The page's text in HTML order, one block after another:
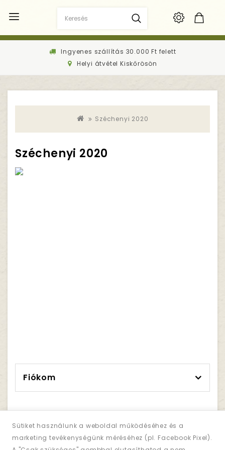
Sütiket használunk a weboldal működéséhez és a
marketing tevékenységünk méréséhez (pl. Facebook Pixel).
Ingyenes szállítás 30.000 Ft felett
Helyi átvétel Kiskőrösön
Széchenyi 2020
Széchenyi 2020
Fiókom
Hírlevél